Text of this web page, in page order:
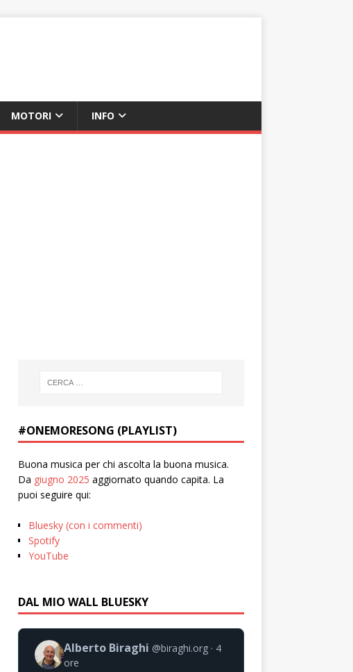
MOTORI INFO
#ONEMORESONG (PLAYLIST)
Buona musica per chi ascolta la buona musica.
Da giugno 2025 aggiornato quando capita. La
puoi seguire qui:
Bluesky (con i commenti)
Spotify
YouTube
DAL MIO WALL BLUESKY
Alberto Biraghi @biraghi.org
4
ore